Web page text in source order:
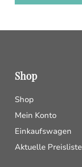
Shop
Shop
Mein Konto
Einkaufswagen
Aktuelle Preisliste